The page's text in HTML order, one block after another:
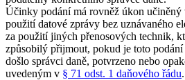
Účinky podání má rovněž úkon učiněný
použití datové zprávy bez uznávaného
za použití jiných přenosových technik,
způsobilý přijmout, pokud je toto
došlo správci daně, potvrzeno nebo
uvedeným v § 71 odst. 1 daňového řádu.